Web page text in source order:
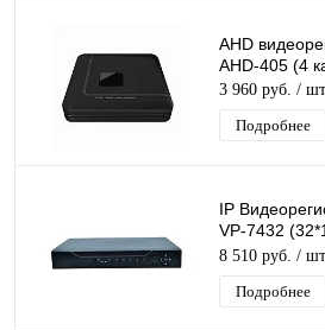
AHD
AHD-405 (4
3 960 руб. / шт
Подробнее
IP
VР-7432
6ТБ/5
8 510 руб. / шт
Подробнее